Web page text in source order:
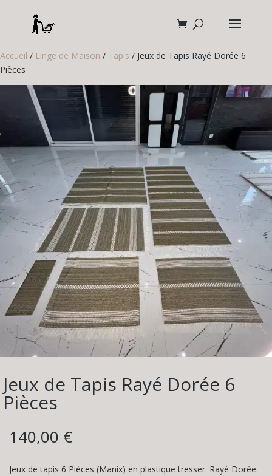
Accueil / Linge de Maison / Tapis / Jeux de Tapis Rayé Dorée 6
Pièces
Jeux de Tapis Rayé Dorée 6
Pièces
140,00 €
Jeux de tapis 6 Pièces (Manix) en plastique tresser. Rayé Dorée.